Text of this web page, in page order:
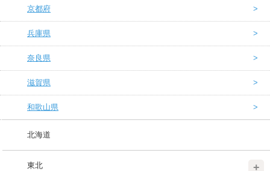
京都府
兵庫県
奈良県
滋賀県
和歌山県
北海道
東北